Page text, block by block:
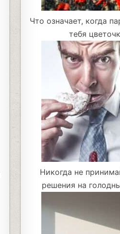
Что означает, когда
тебя
Никогда не
решения на